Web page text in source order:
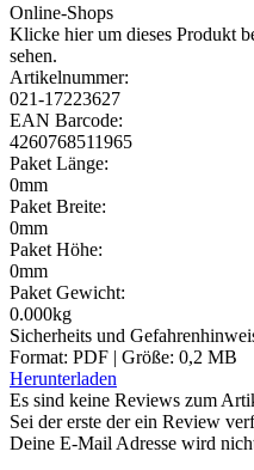
Online-Shops
Klicke hier um dieses Produkt
sehen.
Artikelnummer:
021-17223627
EAN Barcode:
4260768511965
Paket Länge:
0mm
Paket Breite:
0mm
Paket Höhe:
0mm
Paket Gewicht:
0.000kg
Sicherheits und
Format: PDF | Größe: 0,2 MB
Herunterladen
Es sind keine Reviews zum
Sei der erste der ein Review
Deine E-Mail Adresse wird